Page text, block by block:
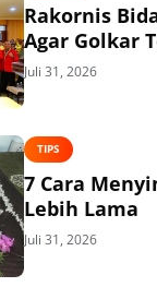
Rakornis
Agar Golkar
Juli 31, 2026
TIPS
7 Cara
Lebih Lama
Juli 31, 2026